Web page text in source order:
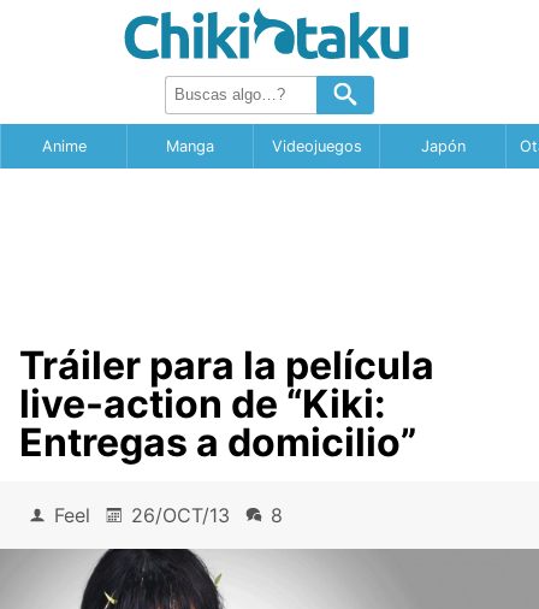
Anime Manga Videojuegos Japón
Tráiler para la película
live-action de “Kiki:
Entregas a domicilio”
Feel 26/OCT/13 8